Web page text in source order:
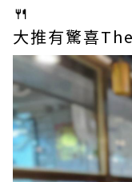
🍴
大推有驚喜